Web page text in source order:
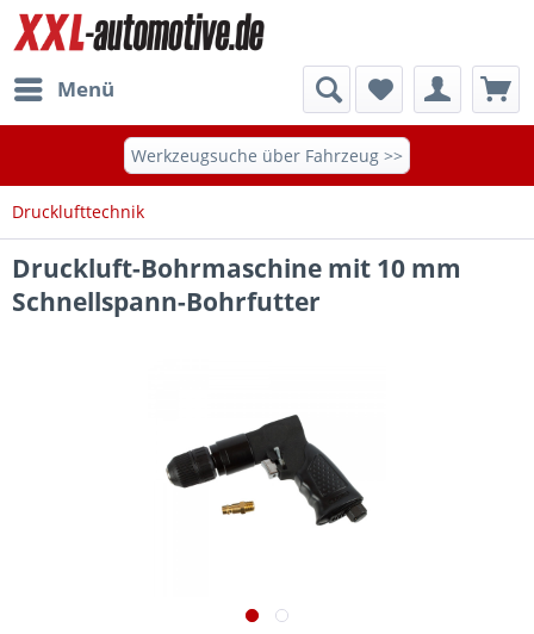
Menü
Werkzeugsuche über Fahrzeug >>
Drucklufttechnik
Druckluft-Bohrmaschine mit 10 mm
Schnellspann-Bohrfutter